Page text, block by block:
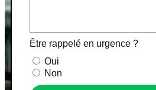
Être rappelé en urgence ?
Oui
Non